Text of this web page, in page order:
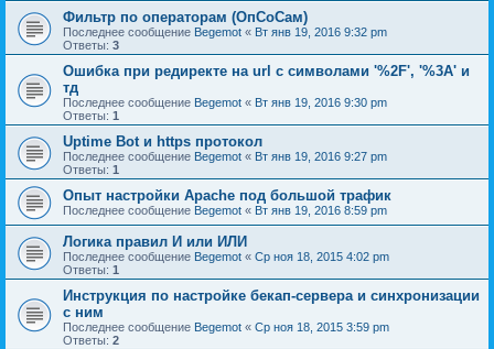
Фильтр по операторам (ОпСоСам)
Последнее сообщение Begemot « Вт янв 19, 2016 9:32 pm
Ответы: 3
Ошибка при редиректе на url с символами '%2F', '%3А' и
тд
Последнее сообщение Begemot « Вт янв 19, 2016 9:30 pm
Ответы: 1
Uptime Bot и https протокол
Последнее сообщение Begemot « Вт янв 19, 2016 9:27 pm
Ответы: 1
Опыт настройки Apache под большой трафик
Последнее сообщение Begemot « Вт янв 19, 2016 8:59 pm
Логика правил И или ИЛИ
Последнее сообщение Begemot « Ср ноя 18, 2015 4:02 pm
Ответы: 1
Инструкция по настройке бекап-сервера и синхронизации
с ним
Последнее сообщение Begemot « Ср ноя 18, 2015 3:59 pm
Ответы: 2